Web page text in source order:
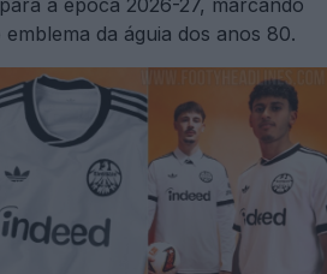
a época 2026-27, marcando
da águia dos anos 80.